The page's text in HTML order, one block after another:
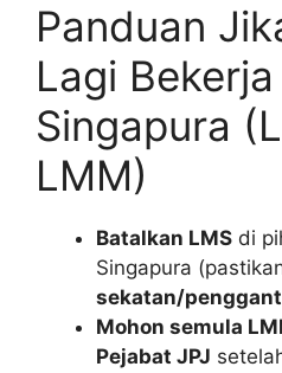
Panduan
Lagi
Singapura
LMM)
Batalkan LMS di
Singapura
sekatan/
Mohon semula
Pejabat JPJ